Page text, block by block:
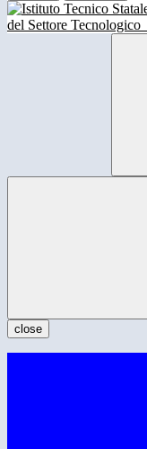
del Settore Tecnologico
close